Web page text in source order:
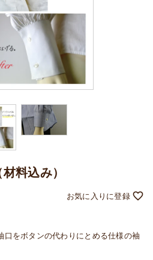
料込み）
口をボタンの代わりにとめる仕様の袖